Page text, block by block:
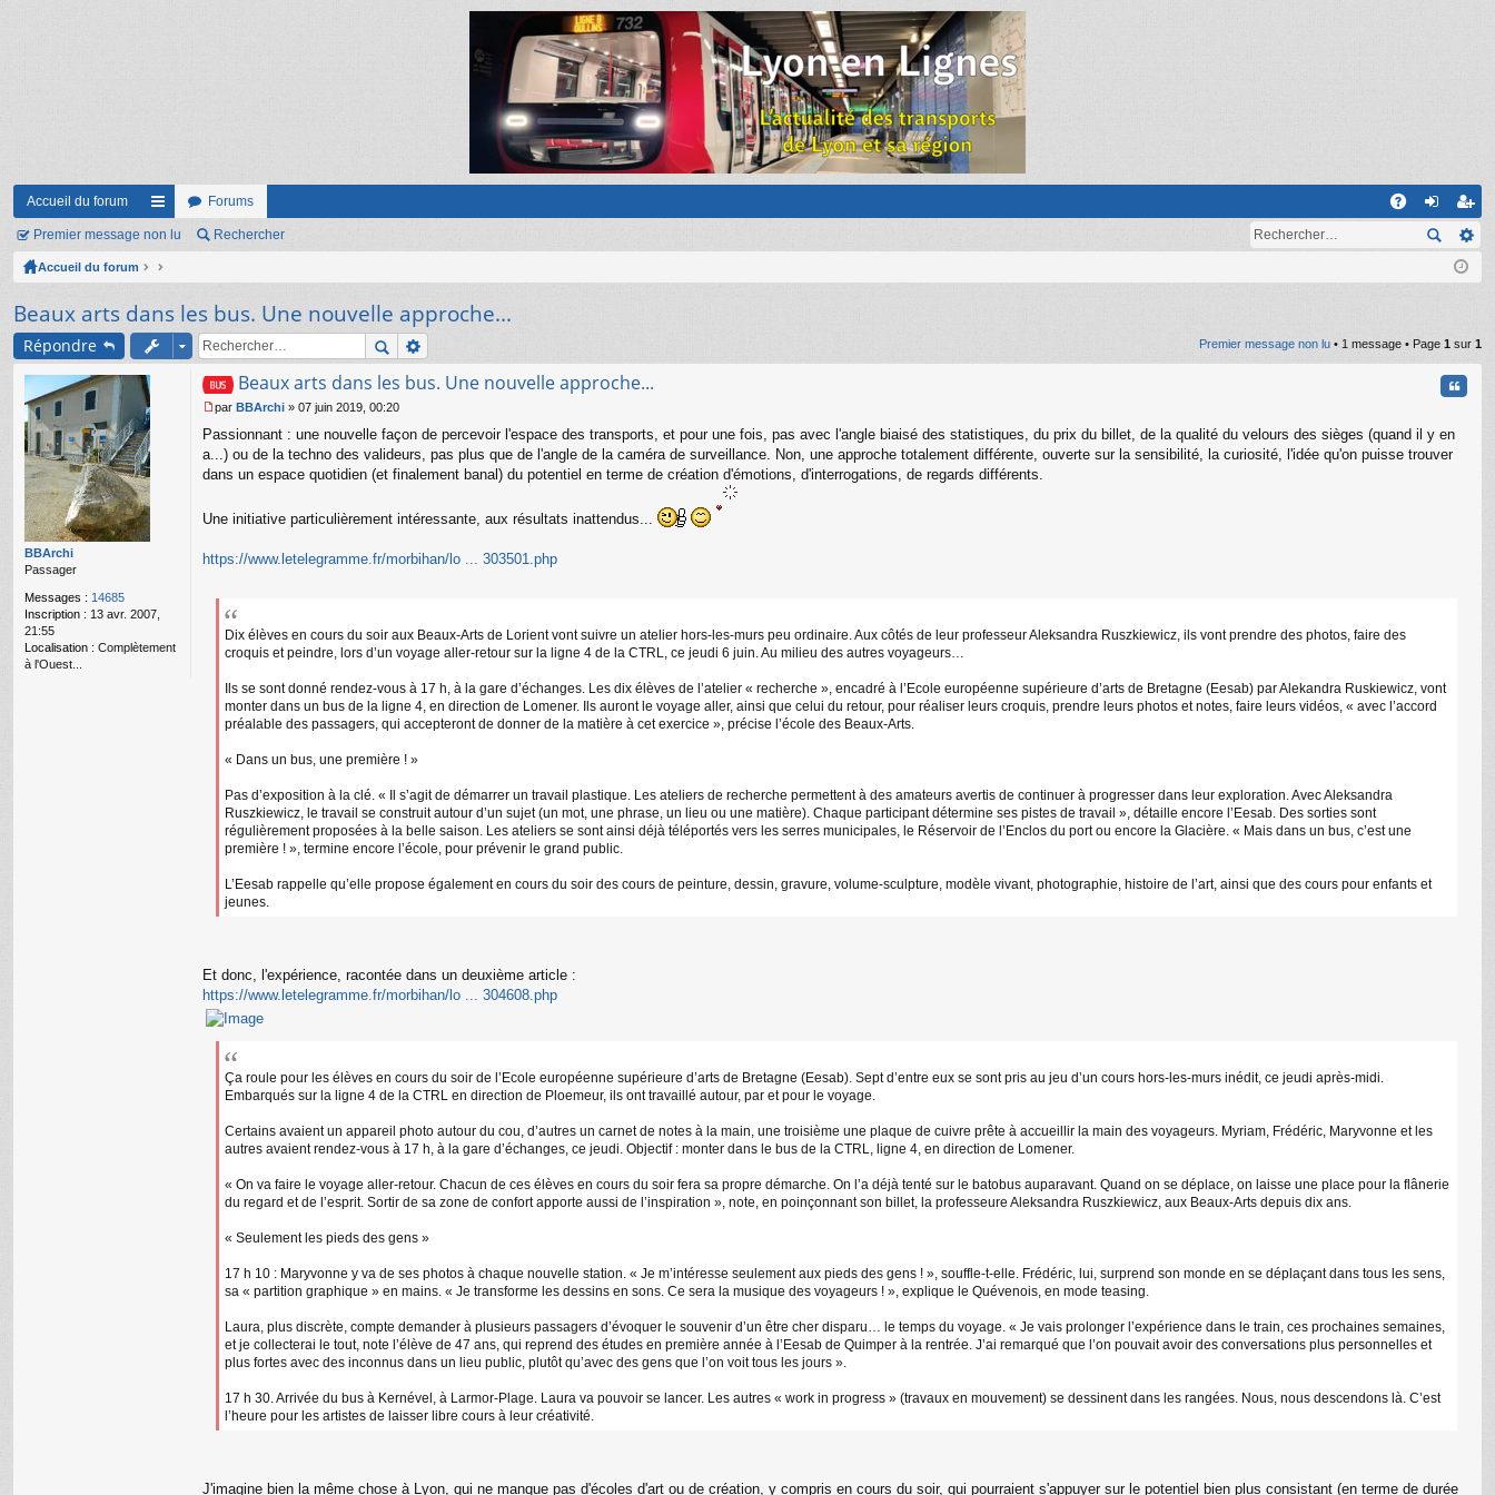
Accueil du forum
ac
co
ci
s
Forums
on ns
cri
Premier message non lu Rechercher
Accueil du forum
Beaux arts dans les bus. Une nouvelle approche...
Répondre Premier message non lu • 1 message • Page 1 sur 1
BBArchi
Passager
Messages : 14685
Inscription : 13 avr. 2007,
21:55
Localisation : Complètement
à l'Ouest...
Beaux arts dans les bus. Une nouvelle approche...
e
s
e
o
n
u
par BBArchi » 07 juin 2019, 00:20
Passionnant : une nouvelle façon de percevoir l'espace des transports, et pour une fois, pas avec l'angle biaisé des statistiques, du prix du billet, de la qualité du velours des sièges (quand il y en
a...) ou de la techno des valideurs, pas plus que de l'angle de la caméra de surveillance. Non, une approche totalement différente, ouverte sur la sensibilité, la curiosité, l'idée qu'on puisse trouver
dans un espace quotidien (et finalement banal) du potentiel en terme de création d'émotions, d'interrogations, de regards différents.
Une initiative particulièrement intéressante, aux résultats inattendus...
https://www.letelegramme.fr/morbihan/lo ... 303501.php
Dix élèves en cours du soir aux Beaux-Arts de Lorient vont suivre un atelier hors-les-murs peu ordinaire. Aux côtés de leur professeur Aleksandra Ruszkiewicz, ils vont prendre des photos, faire des
croquis et peindre, lors d’un voyage aller-retour sur la ligne 4 de la CTRL, ce jeudi 6 juin. Au milieu des autres voyageurs…
Ils se sont donné rendez-vous à 17 h, à la gare d’échanges. Les dix élèves de l’atelier « recherche », encadré à l’Ecole européenne supérieure d’arts de Bretagne (Eesab) par Alekandra Ruskiewicz, vont
monter dans un bus de la ligne 4, en direction de Lomener. Ils auront le voyage aller, ainsi que celui du retour, pour réaliser leurs croquis, prendre leurs photos et notes, faire leurs vidéos, « avec l’accord
préalable des passagers, qui accepteront de donner de la matière à cet exercice », précise l’école des Beaux-Arts.
« Dans un bus, une première ! »
Pas d’exposition à la clé. « Il s’agit de démarrer un travail plastique. Les ateliers de recherche permettent à des amateurs avertis de continuer à progresser dans leur exploration. Avec Aleksandra
Ruszkiewicz, le travail se construit autour d’un sujet (un mot, une phrase, un lieu ou une matière). Chaque participant détermine ses pistes de travail », détaille encore l’Eesab. Des sorties sont
régulièrement proposées à la belle saison. Les ateliers se sont ainsi déjà téléportés vers les serres municipales, le Réservoir de l’Enclos du port ou encore la Glacière. « Mais dans un bus, c’est une
première ! », termine encore l’école, pour prévenir le grand public.
L’Eesab rappelle qu’elle propose également en cours du soir des cours de peinture, dessin, gravure, volume-sculpture, modèle vivant, photographie, histoire de l’art, ainsi que des cours pour enfants et
jeunes.
Et donc, l'expérience, racontée dans un deuxième article :
https://www.letelegramme.fr/morbihan/lo ... 304608.php
Ça roule pour les élèves en cours du soir de l’Ecole européenne supérieure d’arts de Bretagne (Eesab). Sept d’entre eux se sont pris au jeu d’un cours hors-les-murs inédit, ce jeudi après-midi.
Embarqués sur la ligne 4 de la CTRL en direction de Ploemeur, ils ont travaillé autour, par et pour le voyage.
Certains avaient un appareil photo autour du cou, d’autres un carnet de notes à la main, une troisième une plaque de cuivre prête à accueillir la main des voyageurs. Myriam, Frédéric, Maryvonne et les
autres avaient rendez-vous à 17 h, à la gare d’échanges, ce jeudi. Objectif : monter dans le bus de la CTRL, ligne 4, en direction de Lomener.
« On va faire le voyage aller-retour. Chacun de ces élèves en cours du soir fera sa propre démarche. On l’a déjà tenté sur le batobus auparavant. Quand on se déplace, on laisse une place pour la flânerie
du regard et de l’esprit. Sortir de sa zone de confort apporte aussi de l’inspiration », note, en poinçonnant son billet, la professeure Aleksandra Ruszkiewicz, aux Beaux-Arts depuis dix ans.
« Seulement les pieds des gens »
17 h 10 : Maryvonne y va de ses photos à chaque nouvelle station. « Je m’intéresse seulement aux pieds des gens ! », souffle-t-elle. Frédéric, lui, surprend son monde en se déplaçant dans tous les sens,
sa « partition graphique » en mains. « Je transforme les dessins en sons. Ce sera la musique des voyageurs ! », explique le Quévenois, en mode teasing.
Laura, plus discrète, compte demander à plusieurs passagers d’évoquer le souvenir d’un être cher disparu… le temps du voyage. « Je vais prolonger l’expérience dans le train, ces prochaines semaines,
et je collecterai le tout, note l’élève de 47 ans, qui reprend des études en première année à l’Eesab de Quimper à la rentrée. J’ai remarqué que l’on pouvait avoir des conversations plus personnelles et
plus fortes avec des inconnus dans un lieu public, plutôt qu’avec des gens que l’on voit tous les jours ».
17 h 30. Arrivée du bus à Kernével, à Larmor-Plage. Laura va pouvoir se lancer. Les autres « work in progress » (travaux en mouvement) se dessinent dans les rangées. Nous, nous descendons là. C’est
l’heure pour les artistes de laisser libre cours à leur créativité.
J'imagine bien la même chose à Lyon, qui ne manque pas d'écoles d'art ou de création, y compris en cours du soir, qui pourraient s'appuyer sur le potentiel bien plus consistant (en terme de durée